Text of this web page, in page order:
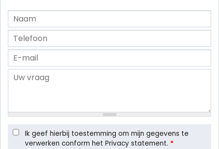
Ik geef hierbij toestemming om mijn gegevens te
verwerken conform het Privacy statement. *